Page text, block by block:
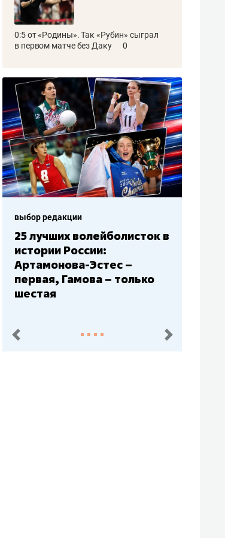
0:5 от «Родины». Так «Рубин» сыграл
в первом матче без Даку
0
выбор редакции
Бюджеты клубов КХЛ: СКА
– главный мажор, «Ак
Барс» – второй, «Салават
Юлаев» – середняк
пред. след.